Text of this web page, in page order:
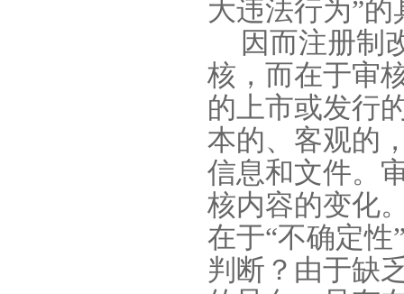
大违法行为”
因而注册制
核，而在于审
的上市或发行
本的、客观的
信息和文件。
核内容的变化
在于“不确定
判断？由于缺